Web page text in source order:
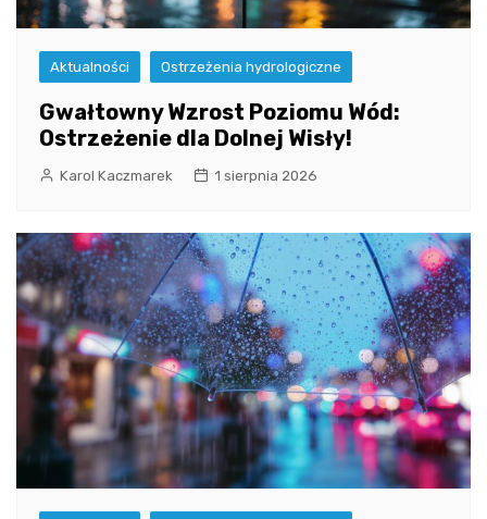
Aktualności Ostrzeżenia hydrologiczne
Gwałtowny Wzrost Poziomu Wód:
Ostrzeżenie dla Dolnej Wisły!
Karol Kaczmarek 1 sierpnia 2026